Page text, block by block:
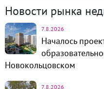
Новости рынка
7.8.2026
Началось
Новокольцовском
7.8.2026